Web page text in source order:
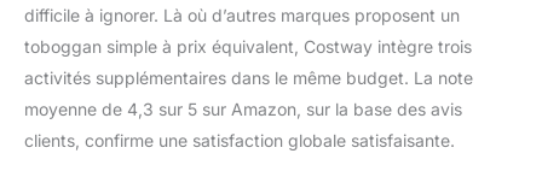
difficile à ignorer. Là où d’autres marques proposent un
toboggan simple à prix équivalent, Costway intègre trois
activités supplémentaires dans le même budget. La note
moyenne de 4,3 sur 5 sur Amazon, sur la base des avis
clients, confirme une satisfaction globale satisfaisante.